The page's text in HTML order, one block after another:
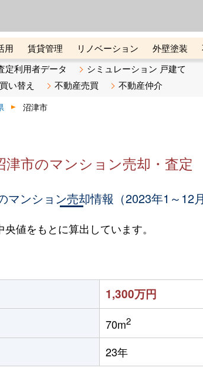
用 賃貸管理 リノベーション 外壁塗装
ビンマガジンBiz 不動産売却ご相談デスク
定利用者データ
シミュレーション 戸建て
い替え 不動産売買 不動産仲介
沼津市
津市のマンション売却・査定
マンション売却情報（2023年1～12月
値をもとに算出しています。
1,300万円
70m2
23年